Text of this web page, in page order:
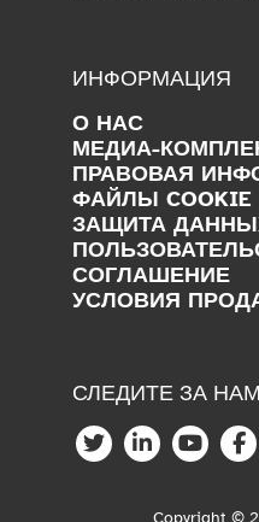
ИНФОРМАЦИЯ
О НАС
МЕДИА-
ПРАВОВАЯ
ФАЙЛЫ COOKIE
ЗАЩИТА
СОГЛАШЕНИЕ
УСЛОВИЯ
СЛЕДИТЕ ЗА
Copyright ©